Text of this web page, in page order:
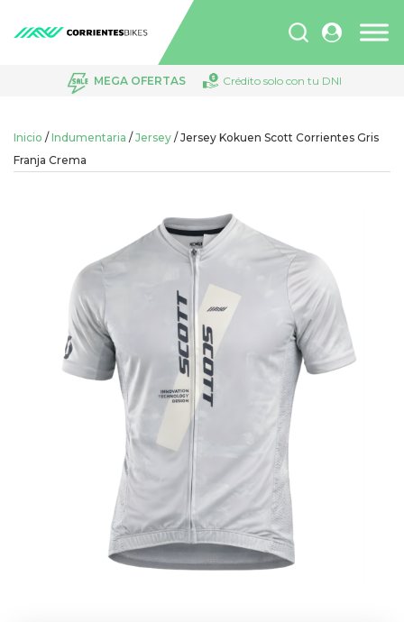
Búsqueda
de
MEGA OFERTAS Crédito solo con tu DNI
Inicio / Indumentaria / Jersey / Jersey Kokuen Scott Corrientes Gris
Franja Crema